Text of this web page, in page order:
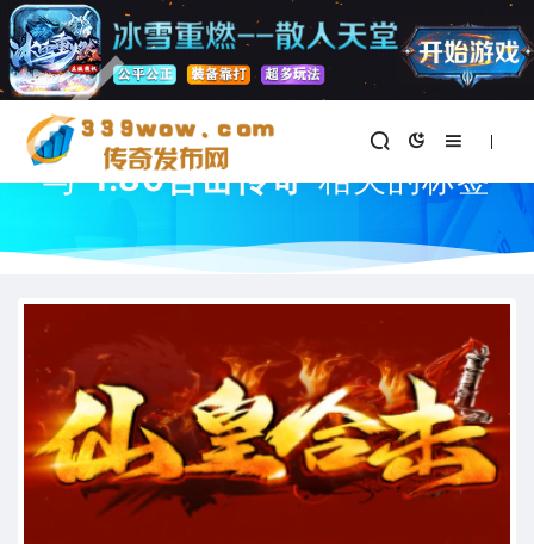
首页
与"1.80合击传奇"相关的标签